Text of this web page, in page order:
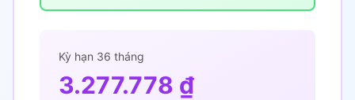
Kỳ hạn 36 tháng
3.277.778 ₫